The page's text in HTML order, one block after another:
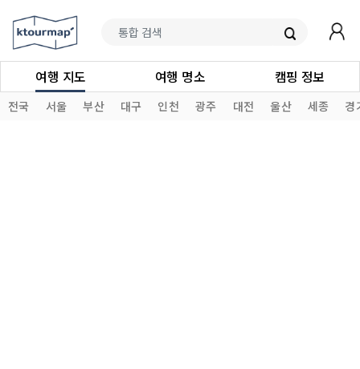
여행 지도 여행 명소 캠핑 정보
전국 서울 부산 대구 인천 광주 대전 울산 세종 경